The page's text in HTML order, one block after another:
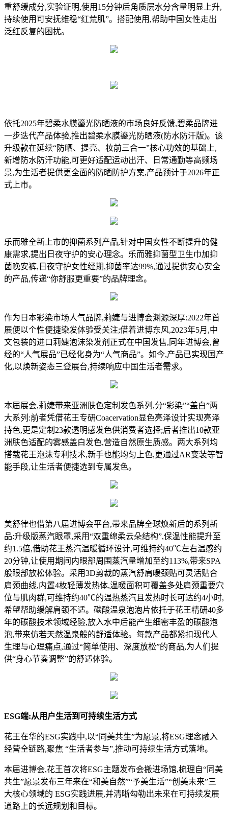
重舒缓成分,实验证明,使用15分钟后角质层水分含量明显上升,
持续使用可安抚维稳“红荒肌”。搭配使用,帮助中国女性走出
泛红反复的困扰。
依托2025年碧柔水膜鎏光防晒液的市场良好反馈,碧柔品牌进
一步迭代产品体验,推出碧柔水膜鎏光防晒液(防水防汗版)。该
升级款在延续“防晒、提亮、妆前三合一”核心功效的基础上,
新增防水防汗功能,可更好适配运动出汗、日常通勤等高频场
景,为生活者提供更全面的防晒防护方案,产品预计于2026年正
式上市。
乐而雅全新上市的抑菌系列产品,针对中国女性不断提升的健
康需求,提出日夜守护的安心理念。乐而雅抑菌型卫生巾加抑
菌晚安裤,日夜守护女性经期,抑菌率达99%,通过提供安心安全
的产品,传递“你舒服更重要”的品牌理念。
作为日本彩染市场人气品牌,莉婕与进博会渊源深厚:2022年首
展便以个性便捷染发体验受关注;借着进博东风,2023年5月,中
文包装的进口莉婕泡沫染发剂正式在中国发售,同年进博会,曾
经的“人气展品”已经化身为“人气商品”。如今,产品已实现国产
化,以焕新姿态三登展台,持续响应中国生活者需求。
本届展会,莉婕带来亚洲肤色定制发色系列,分“彩染”“盖白”两
大系列:前者凭借花王专研Coacervation显色亮泽设计实现亮泽
持色,更是定制23款透明感发色供消费者选择;后者推出10款亚
洲肤色适配的雾感盖白发色,营造自然原生质感。两大系列均
搭载花王泡沫专利技术,新手也能均匀上色,更通过AR变装等智
能手段,让生活者便捷选到专属发色。
美舒律也借第八届进博会平台,带来品牌全球焕新后的系列新
品:升级版蒸汽眼罩,采用“双重绵柔云朵结构”,保温性能提升至
约1.5倍,借助花王蒸汽温暖循环设计,可维持约40℃左右温感约
20分钟,让使用期间内眼部周围蒸汽量增加至约113%,带来SPA
般眼部放松体验。采用3D剪裁的蒸汽舒肩暖颈贴可灵活贴合
肩颈曲线,内置4枚轻薄发热体,温暖面积可覆盖多处肩颈重要穴
位与肌肉群,可维持约40℃的温热蒸汽且发热时长可达约4小时,
希望帮助缓解肩颈不适。碳酸温泉泡泡片依托于花王精研40多
年的碳酸技术领域经验,放入水中后能产生细密丰盈的碳酸泡
泡,带来仿若天然温泉般的舒适体验。每款产品都紧扣现代人
生理与心理痛点,通过“简单使用、深度放松”的商品,为人们提
供“身心节奏调整”的舒适体验。
ESG端:从用户生活到可持续生活方式
花王在华的ESG实践中,以“同美共生”为愿景,将ESG理念融入
经营全链路,聚焦 “生活者参与”,推动可持续生活方式落地。
本届进博会,花王首次将ESG主题发布会搬进场馆,梳理自“同美
共生”愿景发布三年来在“和美自然”“予美生活”“创美未来”三
大核心领域的 ESG实践进展,并清晰勾勒出未来在可持续发展
道路上的长远规划和目标。